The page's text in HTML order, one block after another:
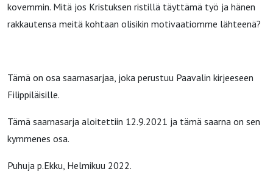
kovemmin. Mitä jos Kristuksen ristillä täyttämä työ ja hänen
rakkautensa meitä kohtaan olisikin motivaatiomme lähteenä?
Tämä on osa saarnasarjaa, joka perustuu Paavalin kirjeeseen
Filippiläisille.
Tämä saarnasarja aloitettiin 12.9.2021 ja tämä saarna on sen
kymmenes osa.
Puhuja p.Ekku, Helmikuu 2022.